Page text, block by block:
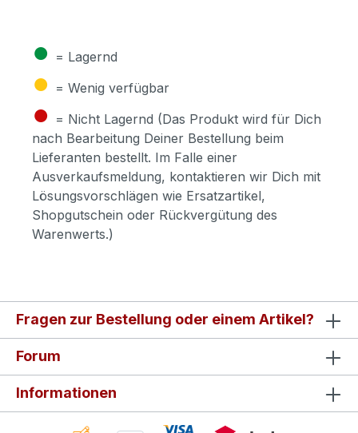
● = Lagernd
● = Wenig verfügbar
● = Nicht Lagernd (Das Produkt wird für Dich
nach Bearbeitung Deiner Bestellung beim
Lieferanten bestellt. Im Falle einer
Ausverkaufsmeldung, kontaktieren wir Dich mit
Lösungsvorschlägen wie Ersatzartikel,
Shopgutschein oder Rückvergütung des
Warenwerts.)
Fragen zur Bestellung oder einem Artikel?
Forum
Informationen